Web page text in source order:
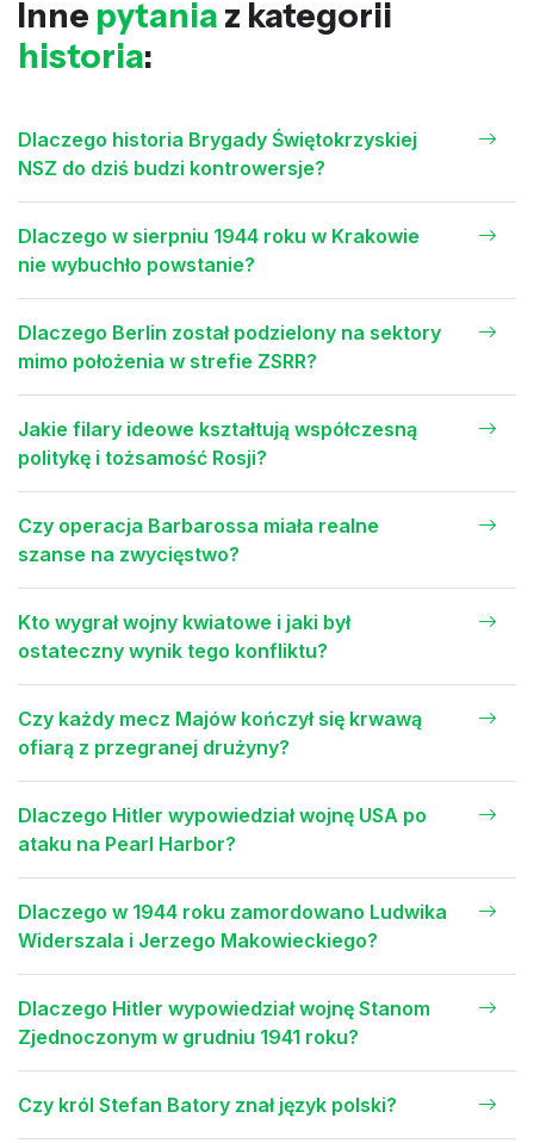
Inne pytania z kategorii
historia:
Dlaczego historia Brygady Świętokrzyskiej
NSZ do dziś budzi kontrowersje?
Dlaczego w sierpniu 1944 roku w Krakowie
nie wybuchło powstanie?
Dlaczego Berlin został podzielony na sektory
mimo położenia w strefie ZSRR?
Jakie filary ideowe kształtują współczesną
politykę i tożsamość Rosji?
Czy operacja Barbarossa miała realne
szanse na zwycięstwo?
Kto wygrał wojny kwiatowe i jaki był
ostateczny wynik tego konfliktu?
Czy każdy mecz Majów kończył się krwawą
ofiarą z przegranej drużyny?
Dlaczego Hitler wypowiedział wojnę USA po
ataku na Pearl Harbor?
Dlaczego w 1944 roku zamordowano Ludwika
Widerszala i Jerzego Makowieckiego?
Dlaczego Hitler wypowiedział wojnę Stanom
Zjednoczonym w grudniu 1941 roku?
Czy król Stefan Batory znał język polski?